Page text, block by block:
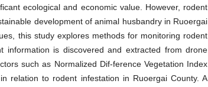
ecological and economic value. However, rodent
development of animal husbandry in Ruoergai
this study explores methods for monitoring rodent
information is discovered and extracted from drone
such as Normalized Dif-ference Vegetation Index
relation to rodent infestation in Ruoergai County. A